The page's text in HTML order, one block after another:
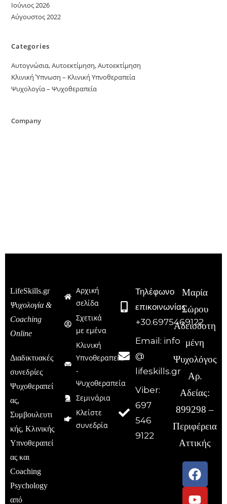
Ιούνιος 2026
Αύγουστος 2022
Categories
Αυτογνώσια, Αυτοεκτίμηση, Αυτοεκτίμηση
Κλινική Ύπνωση – Κλινική Υπνοθεραπεία
Ψυχολογία – Ψυχοθεραπεία
Company
LifeSkills.gr
Ψυχολογία &
Coaching
Online
Διαδικτυακές
συνεδρίες
Ψυχοθεραπεί
ας,
Συμβουλευτι
κής, Κλινικής
Υπνοθεραπεί
ας και
Coaching
Psychology
από
Αρχική
σελίδα
Σχετικά
με εμένα
Κλινική
Υπνοθεραπεία
-
Ψυχοθεραπεία
Σεμινάρια
Κλείστε
συνεδρία
Τηλέφωνο
επικοινωνίας:
+30.6975469122
Email: info
@
lifeskills.gr
Viber:
697
546
9122
Μαρία
Σώρου
Αδειοδοτη
μένη
Ψυχολόγος
Αρ.
Αδείας:
899298 –
Περιφέρεια
Αττικής